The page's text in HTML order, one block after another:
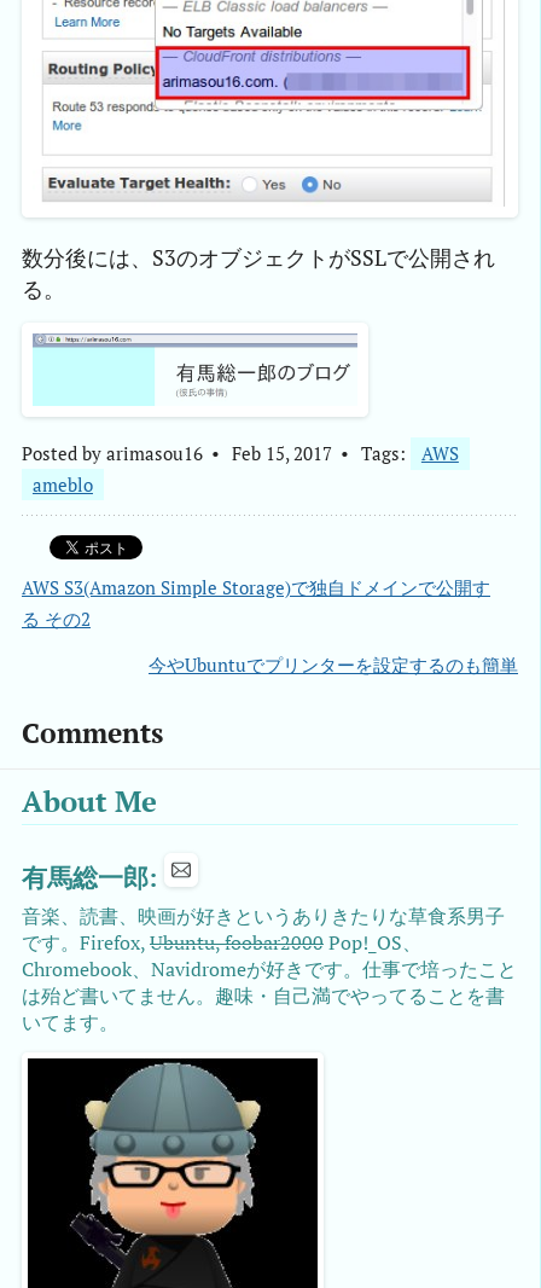
数分後には、S3のオブジェクトがSSLで公開され
る。
Posted by arimasou16 Feb 15, 2017 Tags:
AWS
ameblo
AWS S3(Amazon Simple Storage)で独自ドメインで公開す
る その2
今やUbuntuでプリンターを設定するのも簡単
Comments
About Me
有馬総一郎:
音楽、読書、映画が好きというありきたりな草食系男子
です。Firefox,Ubuntu, foobar2000Pop!_OS、
Chromebook、Navidromeが好きです。仕事で培ったこと
は殆ど書いてません。趣味・自己満でやってることを書
いてます。